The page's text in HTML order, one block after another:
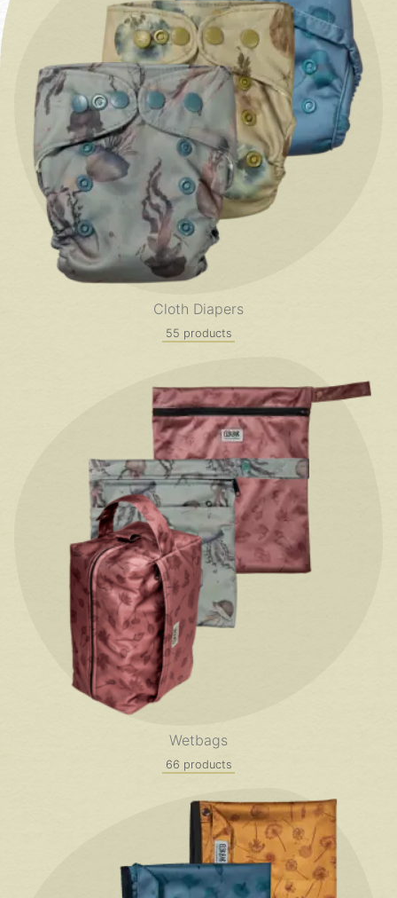
Cloth Diapers
55 products
Wetbags
66 products